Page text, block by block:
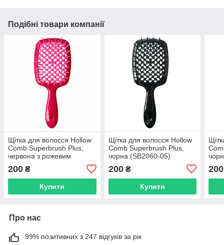
Подібні товари компанії
Щітка для волосся Hollow
Comb Superbrush Plus,
червона з рожевим
200 ₴
Купити
Щітка для волосся Hollow
Comb Superbrush Plus,
чорна (SB2060-05)
200₴
Купити
200
Про нас
99% позитивних з 247 відгуків за рік